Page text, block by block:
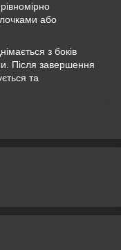
або
з боків
Після завершення
та